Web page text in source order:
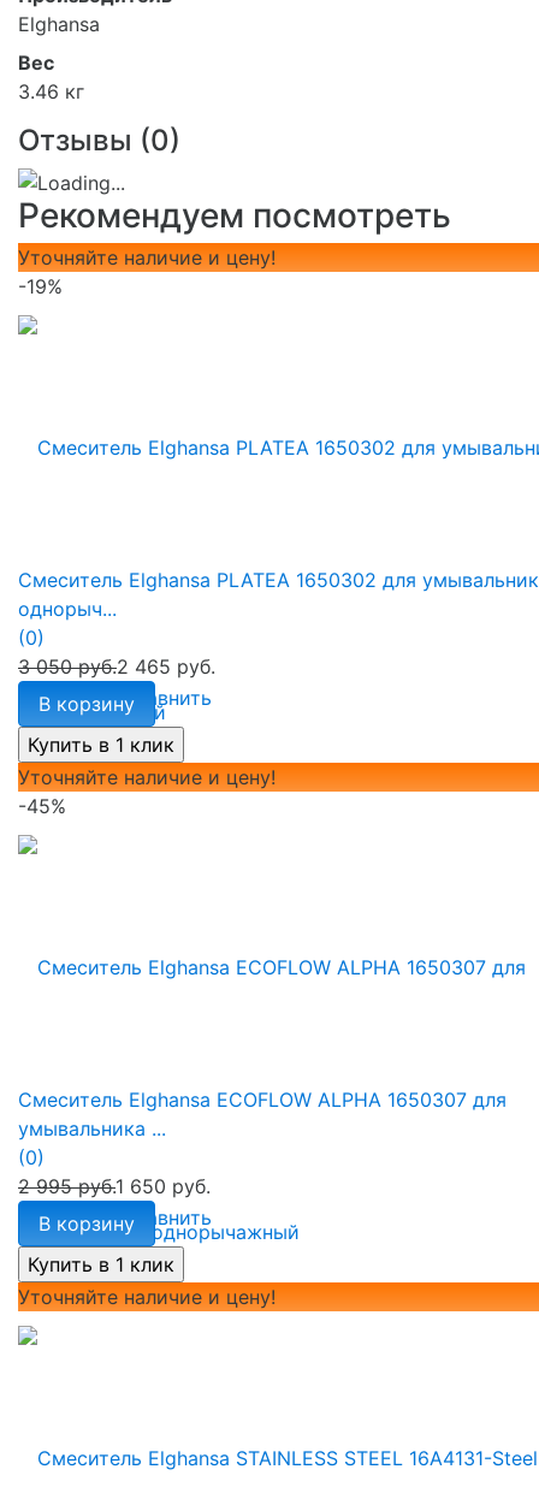
Elghansa
Вес
3.46 кг
Отзывы (0)
Рекомендуем посмотреть
Уточняйте наличие и цену!
-19%
избранное сравнить
Смеситель Elghansa PLATEA 1650302 для
однорыч...
(0)
3 050 руб.2 465 руб.
В корзину
Уточняйте наличие и цену!
-45%
избранное сравнить
Смеситель Elghansa ECOFLOW ALPHA 1650307 для
умывальника ...
(0)
2 995 руб.1 650 руб.
В корзину
Уточняйте наличие и цену!